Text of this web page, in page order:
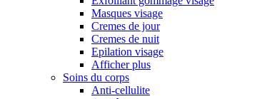
Masques visage
Cremes de jour
Cremes de nuit
Epilation visage
Afficher plus
Soins du corps
Anti-cellulite